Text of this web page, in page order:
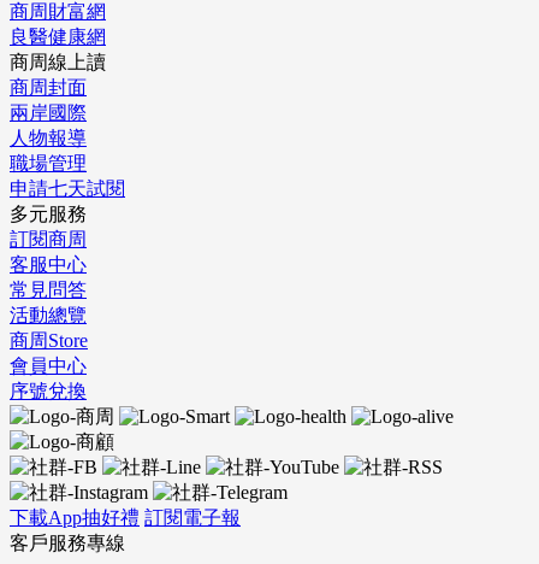
商周財富網
良醫健康網
商周線上讀
商周封面
兩岸國際
人物報導
職場管理
申請七天試閱
多元服務
訂閱商周
客服中心
常見問答
活動總覽
商周Store
會員中心
序號兌換
下載App抽好禮 訂閱電子報
客戶服務專線